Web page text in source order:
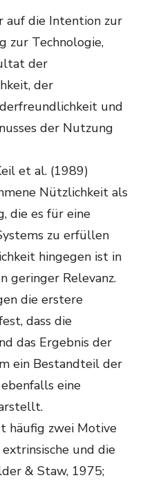
auf die Intention zur
zur Technologie,
der
der
und
der Nutzung
et al. (1989)
Nützlichkeit als
die es für eine
zu erfüllen
hingegen ist in
geringer Relevanz.
die erstere
dass die
das Ergebnis der
ein Bestandteil der
eine
häufig zwei Motive
und die
& Staw, 1975;